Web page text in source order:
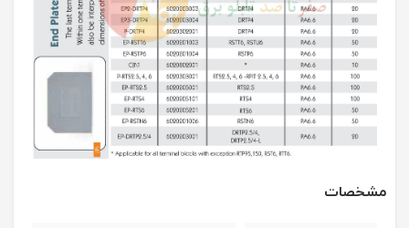
مشخصات